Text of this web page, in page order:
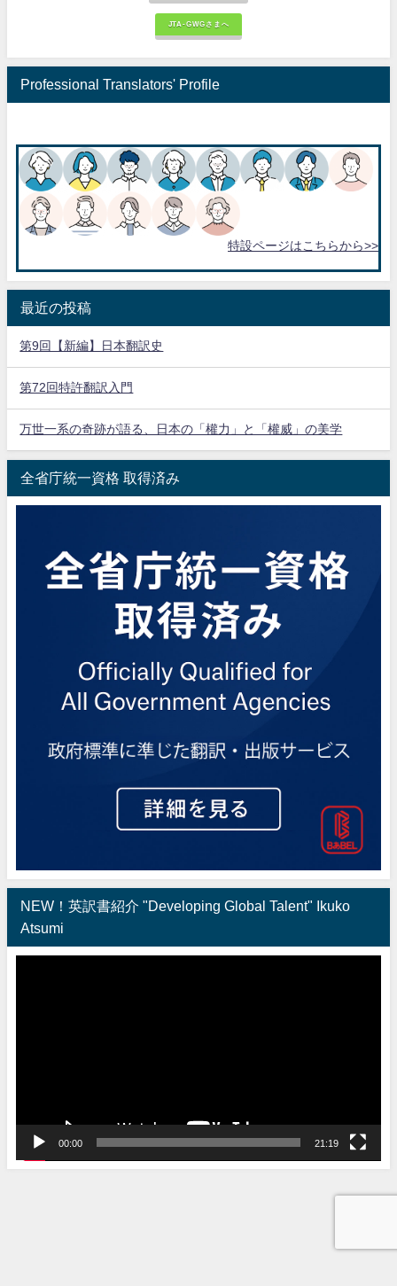
JTA-GWGさまへ
Professional Translators' Profile
特設ページはこちらから>>
最近の投稿
第9回【新編】日本翻訳史
第72回特許翻訳入門
万世一系の奇跡が語る、日本の「權力」と「權威」の美学
全省庁統一資格 取得済み
NEW！英訳書紹介 "Developing Global Talent" Ikuko
Atsumi
00:00 21:19